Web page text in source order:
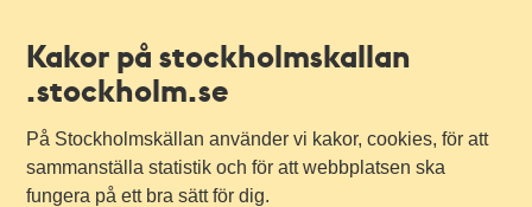
Kakor på stockholmskallan
.stockholm.se
På Stockholmskällan använder vi kakor, cookies, för att
sammanställa statistik och för att webbplatsen ska
fungera på ett bra sätt för dig.